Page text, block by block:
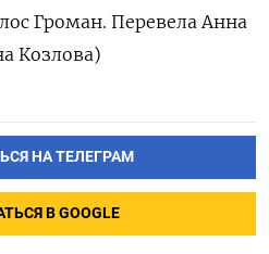
Громан. Перевела Анна
Козлова)
НА ТЕЛЕГРАМ
В GOOGLE